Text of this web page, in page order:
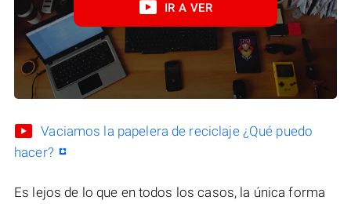
IR A VER
Vaciamos la papelera de reciclaje ¿Qué puedo
hacer?
Es lejos de lo que en todos los casos, la única forma